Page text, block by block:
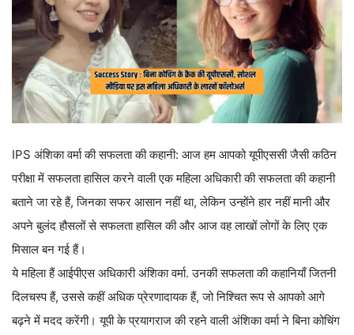
IPS अंशिका वर्मा की सफलता की कहानी: आज हम आपको यूपीएससी जैसी कठिन
परीक्षा में सफलता हासिल करने वाली एक महिला अधिकारी की सफलता की कहानी
बताने जा रहे हैं, जिनका सफर आसान नहीं था, लेकिन उन्होंने हार नहीं मानी और
अपने बुलंद हौसलों से सफलता हासिल की और आज वह लाखों लोगों के लिए एक
मिसाल बन गई हैं।
ये महिला हैं आईपीएस अधिकारी अंशिका वर्मा. उनकी सफलता की कहानियाँ जितनी
दिलचस्प हैं, उससे कहीं अधिक प्रेरणादायक हैं, जो निश्चित रूप से आपको आगे
बढ़ने में मदद करेंगी। यूपी के प्रयागराज की रहने वाली अंशिका वर्मा ने बिना कोचिंग